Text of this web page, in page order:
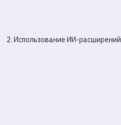
2. Использование ИИ-расширений